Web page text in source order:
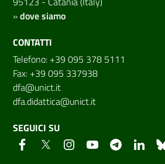
»dove siamo
CONTATTI
Telefono: +39 095 378 5111
Fax: +39 095 337938
dfa@unict.it
dfa.didattica@unict.it
SEGUICI SU